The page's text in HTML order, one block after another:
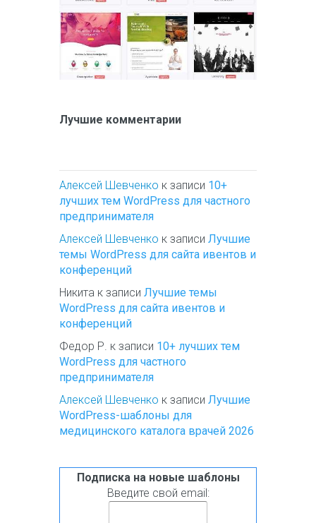
Лучшие комментарии
Алексей Шевченко к записи 10+
лучших тем WordPress для частного
предпринимателя
Алексей Шевченко к записи Лучшие
темы WordPress для сайта ивентов и
конференций
Никита к записи Лучшие темы
WordPress для сайта ивентов и
конференций
Федор Р. к записи 10+ лучших тем
WordPress для частного
предпринимателя
Алексей Шевченко к записи Лучшие
WordPress-шаблоны для
медицинского каталога врачей 2026
Подписка на новые шаблоны
Введите свой email: